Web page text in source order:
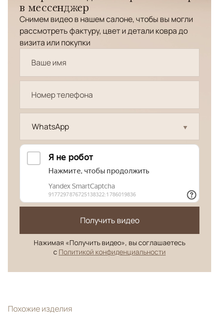
в мессенджер
Снимем видео в нашем салоне, чтобы вы могли
рассмотреть фактуру, цвет и детали ковра до
визита или покупки
WhatsApp
Получить видео
Нажимая «Получить видео», вы соглашаетесь
с Политикой конфиденциальности
Похожие изделия